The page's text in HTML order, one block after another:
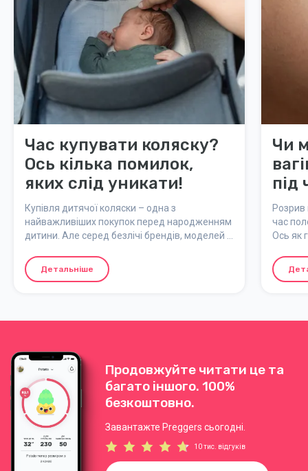
Час купувати коляску?
Ось кілька помилок,
яких слід уникати!
Купівля дитячої коляски – одна з
найважливіших покупок перед народженням
дитини. Але серед безлічі брендів, моделей і
колясок. Щоб спростити вибір, ми зібрали
найпоширеніші помилки та способи їх
Детальніше
Чи
під
час
Ось як
Продовжуйте читати це та
багато іншого. 100%
безкоштовно.
Завантажте Preggers сьогодні.
10 тис. відгуків